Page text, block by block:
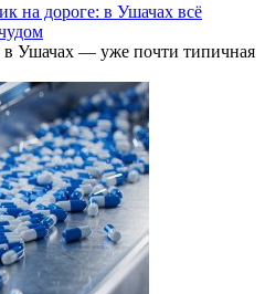
на дороге: в Ушачах всё
в Ушачах — уже почти типичная